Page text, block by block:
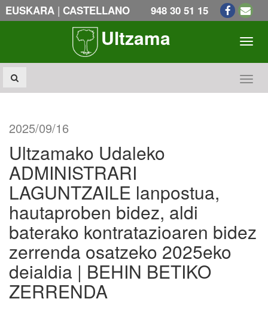
EUSKARA | CASTELLANO 948 30 51 15
Ultzama
2025/09/16
Ultzamako Udaleko
ADMINISTRARI
LAGUNTZAILE lanpostua,
hautaproben bidez, aldi
baterako kontratazioaren bidez
zerrenda osatzeko 2025eko
deialdia | BEHIN BETIKO
ZERRENDA